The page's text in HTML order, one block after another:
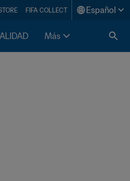
FIFA COLLECT Español
Más